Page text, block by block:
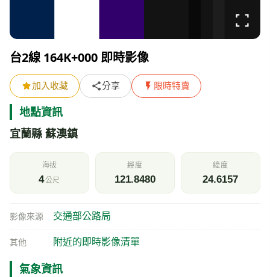
台2線 164K+000 即時影像
加入收藏 分享 限時特賣
地點資訊
宜蘭縣 蘇澳鎮
海拔
4公尺
經度
121.8480
緯度
24.6157
影像來源 交通部公路局
其他 附近的即時影像清單
氣象資訊